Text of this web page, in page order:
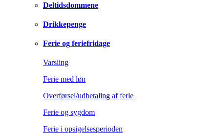
Deltidsdommene
Drikkepenge
Ferie og feriefridage
Varsling
Ferie med løn
Overførsel/udbetaling af ferie
Ferie og sygdom
Ferie i opsigelsesperioden